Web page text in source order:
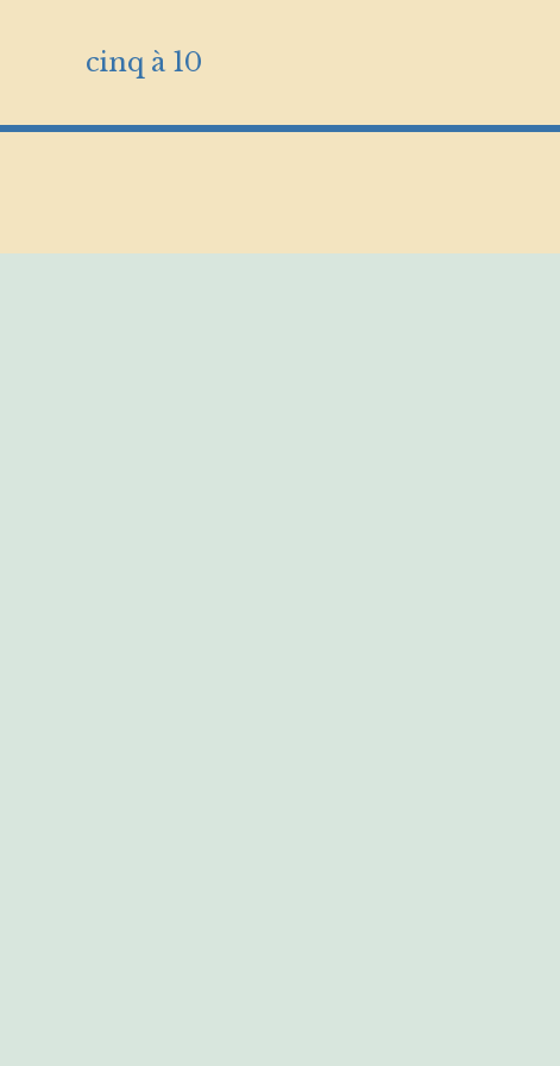
cinq à 10